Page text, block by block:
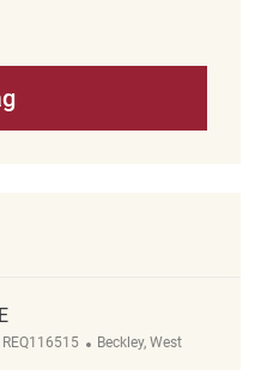
ReqId
REQ116515 Plaats
Beckley, West